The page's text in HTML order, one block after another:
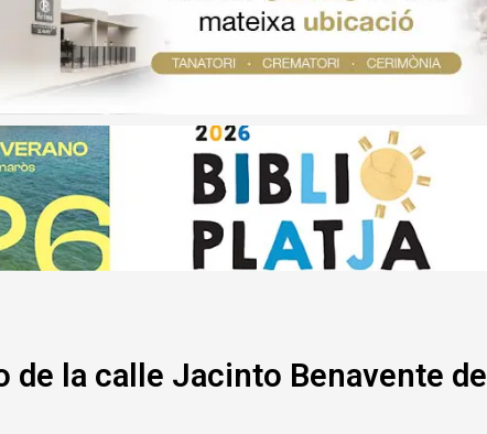
de la calle Jacinto Benavente de